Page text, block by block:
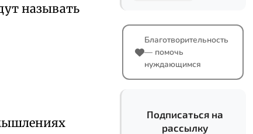
называть
Благотворительность
— помочь
нуждающимся
Подписаться на
рассылку